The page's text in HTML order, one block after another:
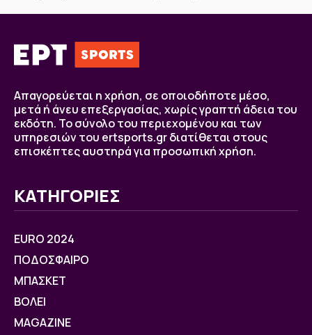
Απαγορεύεται η χρήση, σε οποιοδήποτε μέσο,
μετά ή άνευ επεξεργασίας, χωρίς γραπτή άδεια του
εκδότη. Το σύνολο του περιεχομένου και των
υπηρεσιών του ertsports.gr διατίθεται στους
επισκέπτες αυστηρά για προσωπική χρήση.
ΚΑΤΗΓΟΡΙΕΣ
EURO 2024
ΠΟΔΟΣΦΑΙΡΟ
ΜΠΑΣΚΕΤ
ΒOΛΕΙ
MAGAZINE